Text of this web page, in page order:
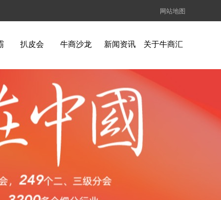
网站地图
扒皮会 牛商沙龙 新闻资讯 关于牛商汇